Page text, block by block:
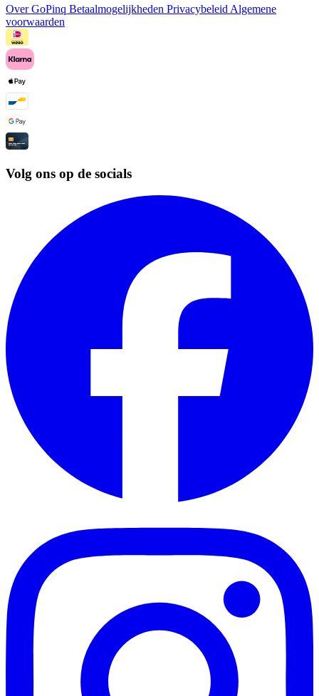
Over GoPinq Betaalmogelijkheden Privacybeleid Algemene
voorwaarden
Volg ons op de socials